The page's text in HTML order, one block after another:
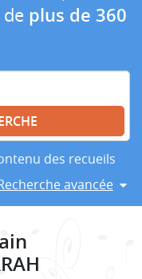
plus de 360
des recueils
avancée